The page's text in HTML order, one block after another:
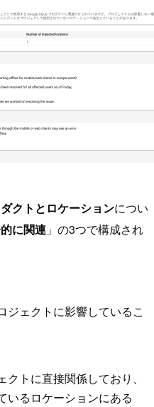
クトとロケーションについ
に関連 」の3つで構成され
ジェクトに影響しているこ
トに直接関係しており、
いるロケーションにある